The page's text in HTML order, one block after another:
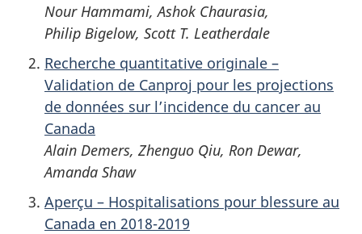
Nour Hammami, Ashok Chaurasia,
Philip Bigelow, Scott T. Leatherdale
Recherche quantitative originale –
Validation de Canproj pour les projections
de données sur l’incidence du cancer au
Canada
Alain Demers, Zhenguo Qiu, Ron Dewar,
Amanda Shaw
Aperçu – Hospitalisations pour blessure au
Canada en 2018-2019